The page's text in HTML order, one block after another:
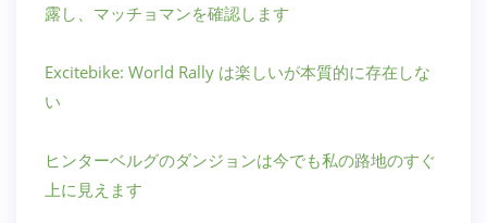
露し、マッチョマンを確認します
Excitebike: World Rally は楽しいが本質的に存在しな
い
ヒンターベルグのダンジョンは今でも私の路地のすぐ
上に見えます